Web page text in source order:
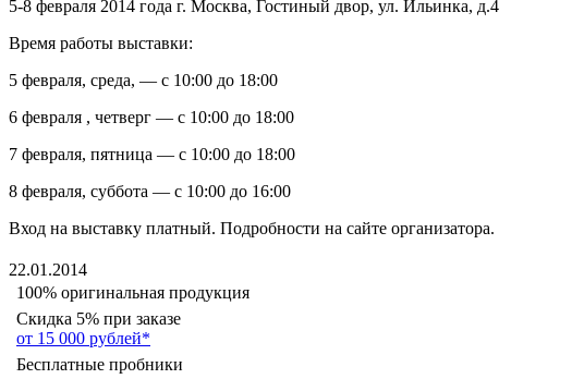
5-8 февраля 2014 года г. Москва, Гостиный двор, ул. Ильинка, д.4
Время работы выставки:
5 февраля, среда, — с 10:00 до 18:00
6 февраля , четверг — с 10:00 до 18:00
7 февраля, пятница — с 10:00 до 18:00
8 февраля, суббота — с 10:00 до 16:00
Вход на выставку платный. Подробности на сайте организатора.
22.01.2014
100% оригинальная продукция
Скидка 5% при заказе
от 15 000 рублей*
Бесплатные пробники